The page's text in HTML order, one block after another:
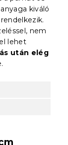
kiváló
nem
lehet
után elég